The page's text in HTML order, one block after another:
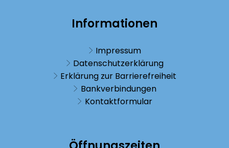
Informationen
Impressum
Datenschutzerklärung
Erklärung zur Barrierefreiheit
Bankverbindungen
Kontaktformular